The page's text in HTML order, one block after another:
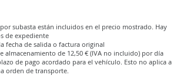
subasta están incluidos en el precio mostrado. Hay
de expediente
fecha de salida o factura original
almacenamiento de 12,50 € (IVA no incluido) por día
de pago acordado para el vehículo. Esto no aplica a
orden de transporte.